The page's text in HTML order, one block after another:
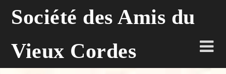
Société des Amis du
Vieux Cordes